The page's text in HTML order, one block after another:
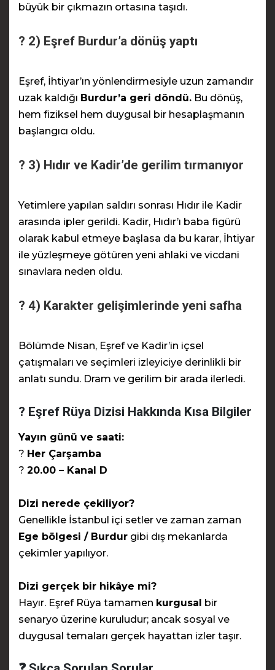
büyük bir çıkmazın ortasına taşıdı.
? 2) Eşref Burdur’a dönüş yaptı
Eşref, İhtiyar’ın yönlendirmesiyle uzun zamandır
uzak kaldığı Burdur’a geri döndü. Bu dönüş,
hem fiziksel hem duygusal bir hesaplaşmanın
başlangıcı oldu.
? 3) Hıdır ve Kadir’de gerilim tırmanıyor
Yetimlere yapılan saldırı sonrası Hıdır ile Kadir
arasında ipler gerildi. Kadir, Hıdır’ı baba figürü
olarak kabul etmeye başlasa da bu karar, İhtiyar
ile yüzleşmeye götüren yeni ahlaki ve vicdani
sınavlara neden oldu.
? 4) Karakter gelişimlerinde yeni safha
Bölümde Nisan, Eşref ve Kadir’in içsel
çatışmaları ve seçimleri izleyiciye derinlikli bir
anlatı sundu. Dram ve gerilim bir arada ilerledi.
? Eşref Rüya Dizisi Hakkında Kısa Bilgiler
Yayın günü ve saati:
? Her Çarşamba
? 20.00 – Kanal D
Dizi nerede çekiliyor?
Genellikle İstanbul içi setler ve zaman zaman
Ege bölgesi / Burdur gibi dış mekanlarda
çekimler yapılıyor.
Dizi gerçek bir hikâye mi?
Hayır. Eşref Rüya tamamen kurgusal bir
senaryo üzerine kuruludur; ancak sosyal ve
duygusal temaları gerçek hayattan izler taşır.